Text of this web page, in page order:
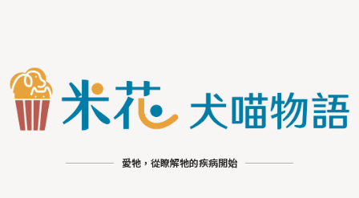
愛牠，從瞭解牠的疾病開始